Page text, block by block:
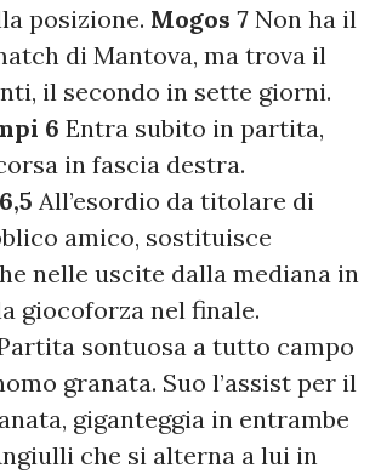
posizione. Mogos 7 Non ha il
di Mantova, ma trova il
il secondo in sette giorni.
6 Entra subito in partita,
in fascia destra.
All’esordio da titolare di
amico, sostituisce
nelle uscite dalla mediana in
giocoforza nel finale.
sontuosa a tutto campo
granata. Suo l’assist per il
giganteggia in entrambe
che si alterna a lui in